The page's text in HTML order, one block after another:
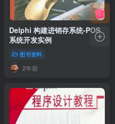
Delphi 构建进销存系统-POS
系统开发实例
图书资料
2年前